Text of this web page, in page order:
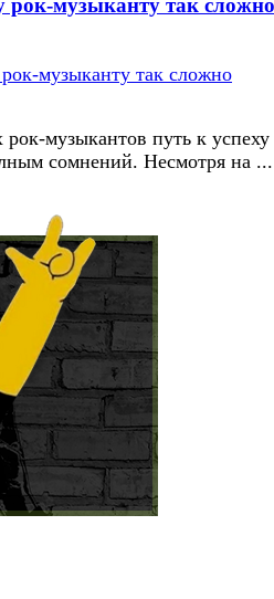
музыканту так сложно
музыкантов путь к успеху
сомнений. Несмотря на ...